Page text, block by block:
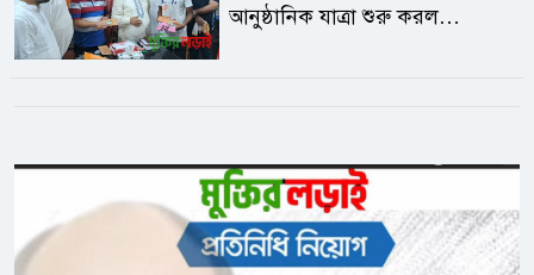
আনুষ্ঠানিক যাত্রা শুরু করল